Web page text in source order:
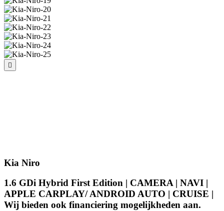
Kia Niro
1.6 GDi Hybrid First Edition | CAMERA | NAVI |
APPLE CARPLAY/ ANDROID AUTO | CRUISE |
Wij bieden ook financiering mogelijkheden aan.